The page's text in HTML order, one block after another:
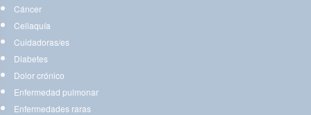
Cáncer
Celiaquía
Cuidadoras/es
Diabetes
Dolor crónico
Enfermedad pulmonar
Enfermedades raras